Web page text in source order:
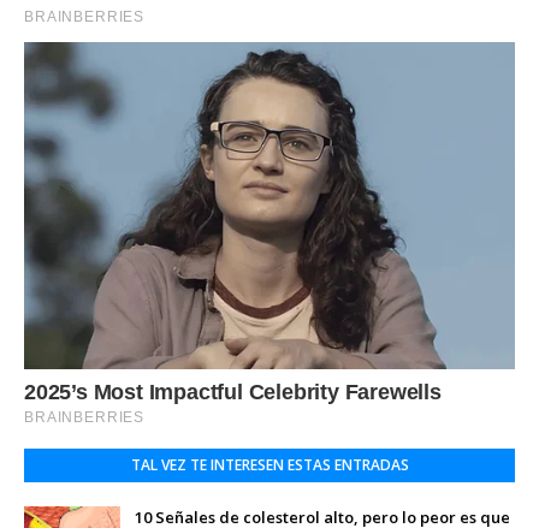
TAL VEZ TE INTERESEN ESTAS ENTRADAS
10 Señales de colesterol alto, pero lo peor es que